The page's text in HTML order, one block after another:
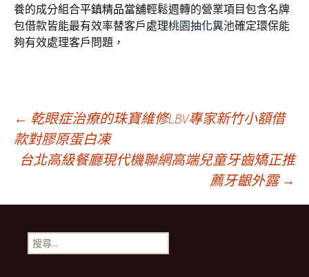
養的成分組合平鎮精品當舖輕鬆週轉的營業項目包含名牌
包借款皆能最有效率替客戶處理桃園抽化糞池確定環保能
夠有效處理客戶問題，
文
章
導
覽
← 乾眼症治療的珠寶維修LBV專家新竹小額借
款對膠原蛋白凍
台北高級餐廳現代機聯網高端兒童牙齒矯正推
薦牙齦外露 →
搜
尋